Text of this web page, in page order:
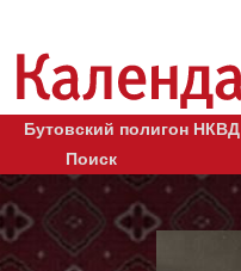
Бутовский полигон НКВД
Поиск